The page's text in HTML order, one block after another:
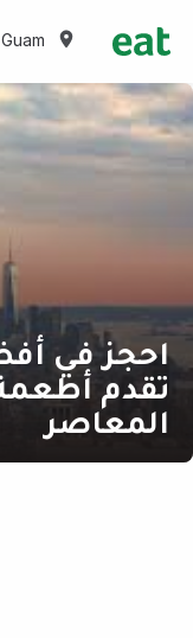
Guam
احجز في
تقدم
المعاصر